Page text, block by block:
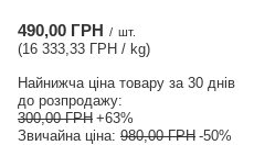
490,00 ГРН / шт.
(16 333,33 ГРН / kg)
Найнижча ціна товару за 30 днів
до розпродажу:
300,00 ГРН +63%
Звичайна ціна: 980,00 ГРН -50%